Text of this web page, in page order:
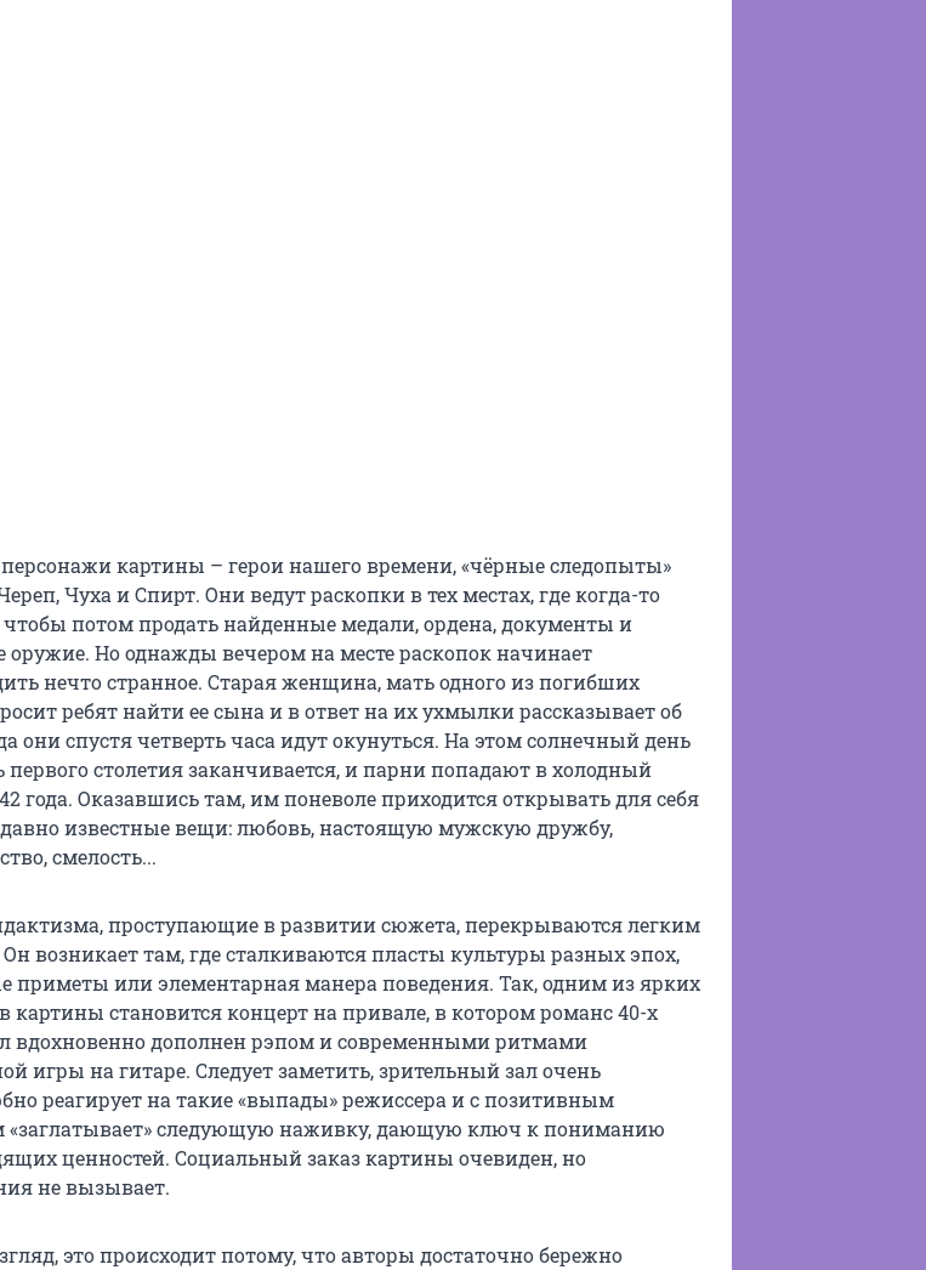
картины – герои нашего времени, «чёрные следопыты»
Чуха и Спирт. Они ведут раскопки в тех местах, где когда-то
потом продать найденные медали, ордена, документы и
оружие. Но однажды вечером на месте раскопок начинает
нечто странное. Старая женщина, мать одного из погибших
ребят найти ее сына и в ответ на их ухмылки рассказывает об
они спустя четверть часа идут окунуться. На этом солнечный день
первого столетия заканчивается, и парни попадают в холодный
года. Оказавшись там, им поневоле приходится открывать для себя
известные вещи: любовь, настоящую мужскую дружбу,
смелость...
проступающие в развитии сюжета, перекрываются легким
возникает там, где сталкиваются пласты культуры разных эпох,
приметы или элементарная манера поведения. Так, одним из ярких
картины становится концерт на привале, в котором романс 40-х
вдохновенно дополнен рэпом и современными ритмами
игры на гитаре. Следует заметить, зрительный зал очень
реагирует на такие «выпады» режиссера и с позитивным
«заглатывает» следующую наживку, дающую ключ к пониманию
ценностей. Социальный заказ картины очевиден, но
не вызывает.
это происходит потому, что авторы достаточно бережно